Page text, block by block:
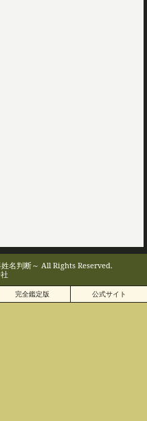
名判断～ All Rights Reserved.
完全鑑定版 公式サイト